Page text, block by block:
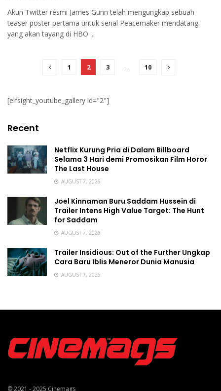
Akun Twitter resmi James Gunn telah mengungkap sebuah
teaser poster pertama untuk serial Peacemaker mendatang
yang akan tayang di HBO ...
1 2 3 … 10
[elfsight_youtube_gallery id="2"]
Recent
Netflix Kurung Pria di Dalam Billboard
Selama 3 Hari demi Promosikan Film Horor
The Last House
AUGUST 7, 2026
Joel Kinnaman Buru Saddam Hussein di
Trailer Intens High Value Target: The Hunt
for Saddam
AUGUST 7, 2026
Trailer Insidious: Out of the Further Ungkap
Cara Baru Iblis Meneror Dunia Manusia
AUGUST 7, 2026
© 2021 - 2025 Cinemags